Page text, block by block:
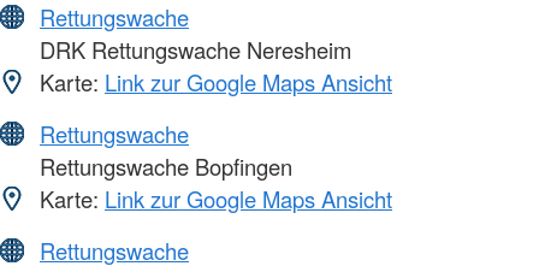
Rettungswache
DRK Rettungswache Neresheim
Karte: Link zur Google Maps Ansicht
Rettungswache
Rettungswache Bopfingen
Karte: Link zur Google Maps Ansicht
Rettungswache